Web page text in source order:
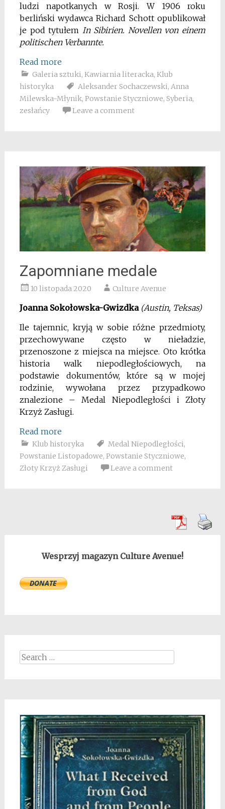
ludzi napotkanych w Rosji. W 1906 roku
berliński wydawca Richard Schott opublikował
je pod tytułem In Sibirien. Novellen von einem
politischen Verbannte.
Read more
Galeria sztuki, Kawiarnia literacka, Klub
historyka
Aleksander Sochaczewski, Anna
Milewska-Młynik, Powstanie Styczniowe, Syberia,
zesłańcy
Leave a comment
Zapomniane medale
10 listopada 2020 Culture Avenue
Joanna Sokołowska-Gwizdka (Austin, Teksas)
Ile tajemnic, kryją w sobie różne przedmioty,
przechowywane często w nieładzie,
przenoszone z miejsca na miejsce. Oto krótka
historia walk niepodległościowych, na
podstawie dokumentów, które są w mojej
rodzinie, wywołana przez przypadkowo
znalezione – Medal Niepodległości i Złoty
Krzyż Zasługi.
Read more
Klub historyka Medal Niepodległości,
Powstanie Listopadowe, Powstanie Styczniowe,
Złoty Krzyż Zasługi
Leave a comment
Wesprzyj magazyn Culture Avenue!
Search
for: